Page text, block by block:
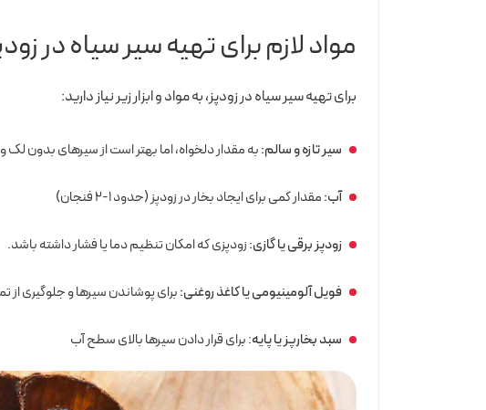
مواد لازم برای تهیه سیر سیاه در
برای تهیه سیر سیاه در زودپز، به مواد و ابزار زیر نیاز دارید:
سیر تازه و سالم:به مقدار دلخواه، اما بهتر است از سیرهای بدون
آب:مقدار کمی برای ایجاد بخار در زودپز (حدود 1-2 فنجان)
زودپز برقی یا گازی:زودپزی که امکان تنظیم دما یا فشار داشته باشد.
فویل آلومینیومی یا کاغذ روغنی:برای پوشاندن سیرها و جلوگیری از
سبد بخارپز یا پایه: برای قرار دادن سیرها بالای سطح آب